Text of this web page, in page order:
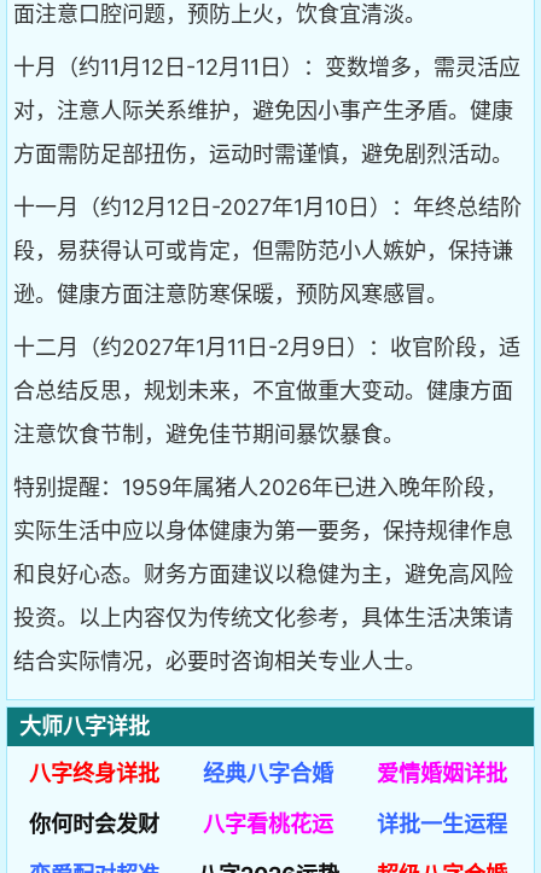
面注意口腔问题，预防上火，饮食宜清淡。
十月（约11月12日-12月11日）：变数增多，需灵活应
对，注意人际关系维护，避免因小事产生矛盾。健康
方面需防足部扭伤，运动时需谨慎，避免剧烈活动。
十一月（约12月12日-2027年1月10日）：年终总结阶
段，易获得认可或肯定，但需防范小人嫉妒，保持谦
逊。健康方面注意防寒保暖，预防风寒感冒。
十二月（约2027年1月11日-2月9日）：收官阶段，适
合总结反思，规划未来，不宜做重大变动。健康方面
注意饮食节制，避免佳节期间暴饮暴食。
特别提醒：1959年属猪人2026年已进入晚年阶段，
实际生活中应以身体健康为第一要务，保持规律作息
和良好心态。财务方面建议以稳健为主，避免高风险
投资。以上内容仅为传统文化参考，具体生活决策请
结合实际情况，必要时咨询相关专业人士。
大师八字详批
八字终身详批
经典八字合婚
爱情婚姻详批
你何时会发财
八字看桃花运
详批一生运程